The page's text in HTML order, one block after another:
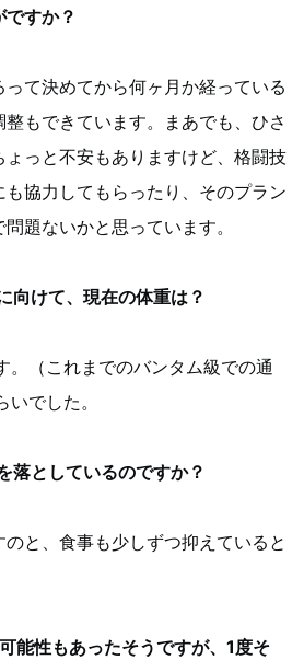
すか？
って決めてから何ヶ月か経っている
もできています。まあでも、ひさ
ょっと不安もありますけど、格闘技
協力してもらったり、そのプラン
題ないかと思っています。
向けて、現在の体重は？
。（これまでのバンタム級での通
でした。
落としているのですか？
と、食事も少しずつ抑えていると
能性もあったそうですが、1度そ